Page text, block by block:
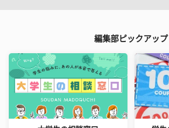
編集部ピックアップ